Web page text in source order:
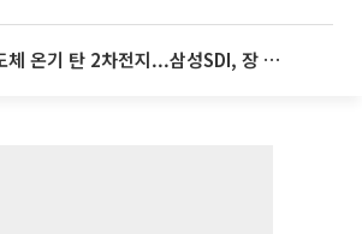
[특징주] 반도체 온기 탄 2차전지...삼성SDI, 장 초반 7% 넘게 껑충